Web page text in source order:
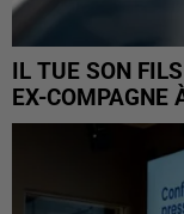
IL TUE SON
EX-COMPAGNE